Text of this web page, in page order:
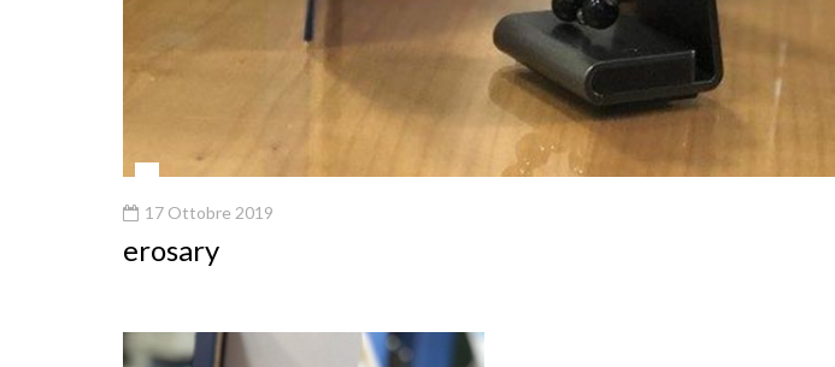
17 Ottobre 2019
erosary